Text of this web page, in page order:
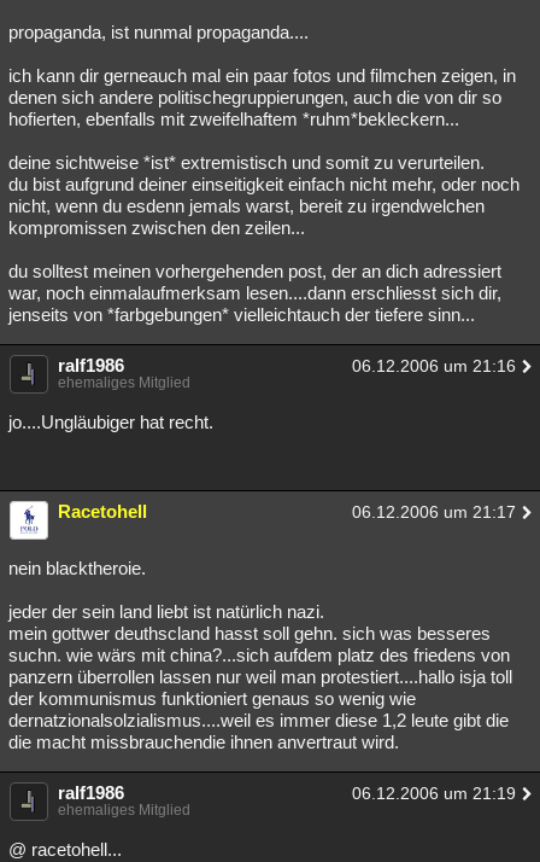
propaganda, ist nunmal propaganda....
ich kann dir gerneauch mal ein paar fotos und filmchen zeigen, in
denen sich andere politischegruppierungen, auch die von dir so
hofierten, ebenfalls mit zweifelhaftem *ruhm*bekleckern...
deine sichtweise *ist* extremistisch und somit zu verurteilen.
du bist aufgrund deiner einseitigkeit einfach nicht mehr, oder noch
nicht, wenn du esdenn jemals warst, bereit zu irgendwelchen
kompromissen zwischen den zeilen...
du solltest meinen vorhergehenden post, der an dich adressiert
war, noch einmalaufmerksam lesen....dann erschliesst sich dir,
jenseits von *farbgebungen* vielleichtauch der tiefere sinn...
ralf1986 06.12.2006 um 21:16
ehemaliges Mitglied
jo....Ungläubiger hat recht.
Racetohell 06.12.2006 um 21:17
nein blacktheroie.
jeder der sein land liebt ist natürlich nazi.
mein gottwer deuthscland hasst soll gehn. sich was besseres
suchn. wie wärs mit china?...sich aufdem platz des friedens von
panzern überrollen lassen nur weil man protestiert....hallo isja toll
der kommunismus funktioniert genaus so wenig wie
dernatzionalsolzialismus....weil es immer diese 1,2 leute gibt die
die macht missbrauchendie ihnen anvertraut wird.
ralf1986 06.12.2006 um 21:19
ehemaliges Mitglied
@ racetohell...